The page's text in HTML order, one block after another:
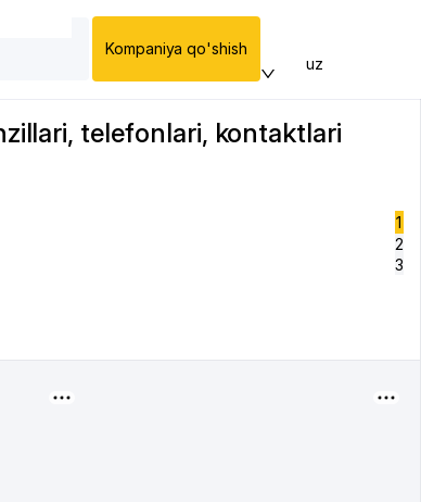
Kompaniya qo'shish
uz
telefonlari, kontaktlari
1
2
3